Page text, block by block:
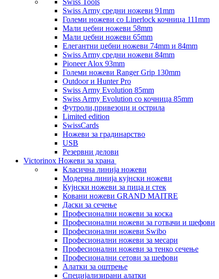
Swiss Tools
Swiss Army средни ножеви 91mm
Големи ножеви со Linerlock кочница 111mm
Мали џебни ножеви 58mm
Мали џебни ножеви 65mm
Елегантни џебни ножеви 74mm и 84mm
Swiss Army средни ножеви 84mm
Pioneer Alox 93mm
Големи ножеви Ranger Grip 130mm
Outdoor и Hunter Pro
Swiss Army Evolution 85mm
Swiss Army Evolution со кочница 85mm
Футроли,привезоци и острила
Limited edition
SwissCards
Ножеви за градинарство
USB
Резервни делови
Victorinox Ножеви за храна
Класична линија ножеви
Модерна линија кујнски ножеви
Кујнски ножеви за пица и стек
Ковани ножеви GRAND MAITRE
Даски за сечење
Професионални ножеви за коска
Професионални ножеви за готвачи и шефови
Професионални ножеви Swibo
Професионални ножеви за месари
Професионални ножеви за тенко сечење
Професионални сетови за шефови
Алатки за оштрење
Специјализирани алатки